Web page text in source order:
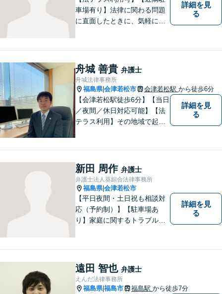
車場有り】法律に関わる問題
に直面したときに、気軽に相
ます。日々の生活の中で気に
なるようなことがありました
ら、お気軽にご相談くださ
い。
詳細を見
る
舟城 善貴 弁護士
舟城法律事務所
福島県|会津若松市 会津若松駅 から徒歩6分
【会津若松駅徒歩6分】【当日
／夜間／休日対応可能】【法
テラス利用】その地域で起こ
原動力です。トラブルがより
複雑化してしまう前に、ぜひ
お気軽にご連絡ください。
詳細を見
る
新田 周作 弁護士
弁護士法人葵綜合法律事務所
福島県|会津若松市
【平日夜間・土日祝も相談対
応（予約制）】【駐車場あ
り】家庭に関するトラブルか
詳細を見
る
遠田 智也 弁護士
えんだ法律事務所
福島県|福島市 福島駅 から徒歩7分